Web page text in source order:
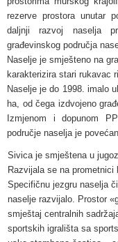
rezerve prostora unutar
daljnji razvoj naselja
građevinskog područja
Naselje je smješteno na
karakterizira stari rukavac
Naselje je do 1998. imalo
ha, od čega izdvojeno
Izmjenom i dopunom
područje naselja je
Sivica je smještena u
Razvijala se na prometnici
Specifičnu jezgru naselja
naselje razvijalo. Prostor
smještaj centralnih
sportskih igrališta sa